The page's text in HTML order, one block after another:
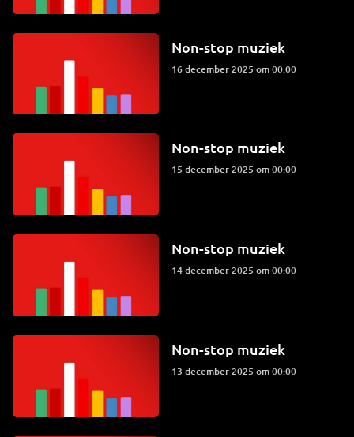
Non-stop muziek
16 december 2025 om 00:00
Non-stop muziek
15 december 2025 om 00:00
Non-stop muziek
14 december 2025 om 00:00
Non-stop muziek
13 december 2025 om 00:00